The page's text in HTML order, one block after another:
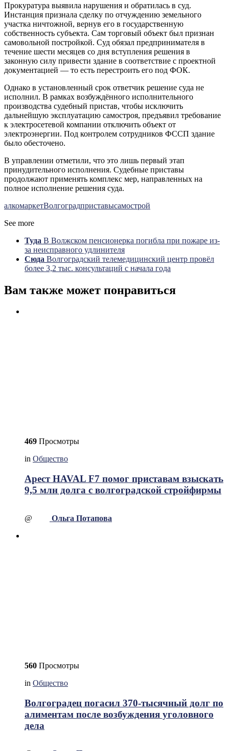
Прокуратура выявила нарушения и обратилась в суд.
Инстанция признала сделку по отчуждению земельного
участка ничтожной, вернув его в государственную
собственность субъекта. Сам торговый объект был признан
самовольной постройкой. Суд обязал предпринимателя в
течение шести месяцев со дня вступления решения в
законную силу привести здание в соответствие с проектной
документацией — то есть перестроить его под ФОК.
Однако в установленный срок ответчик решение суда не
исполнил. В рамках возбуждённого исполнительного
производства судебный пристав, чтобы исключить
дальнейшую эксплуатацию самостроя, предъявил требование
к электросетевой компании отключить объект от
электроэнергии. Под контролем сотрудников ФССП здание
было обесточено.
В управлении отметили, что это лишь первый этап
принудительного исполнения. Судебные приставы
продолжают применять комплекс мер, направленных на
полное исполнение решения суда.
алкомаркетВолгоградприставысамострой
See more
Туда В Волжском пенсионерка погибла при пожаре из-
за неисправного удлинителя
Сюда Волгоградский телемедицинский центр провёл
более 3,2 тыс. консультаций с начала года
Вам также может понравиться
469 Просмотры
in Общество
Арест HAVAL F7 помог приставам взыскать
9,5 млн долга с волгоградской стройфирмы
@ Ольга Потапова
560 Просмотры
in Общество
Волгоградец погасил 370-тысячный долг по
алиментам после возбуждения уголовного
дела